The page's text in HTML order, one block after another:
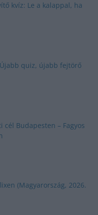
kvíz: Le a kalappal, ha
quiz, újabb fejtörő
cél Budapesten – Fagyos
(Magyarország, 2026.